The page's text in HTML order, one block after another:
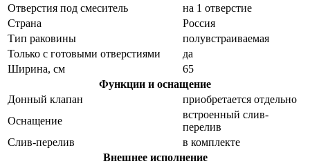
Отверстия под смеситель
на 1 отверстие
Страна
Россия
Тип раковины
полувстраиваемая
Только с готовыми отверстиями
да
Ширина, см
65
Функции и оснащение
Донный клапан
приобретается отдельно
Оснащение
встроенный слив-
перелив
Слив-перелив
в комплекте
Внешнее исполнение